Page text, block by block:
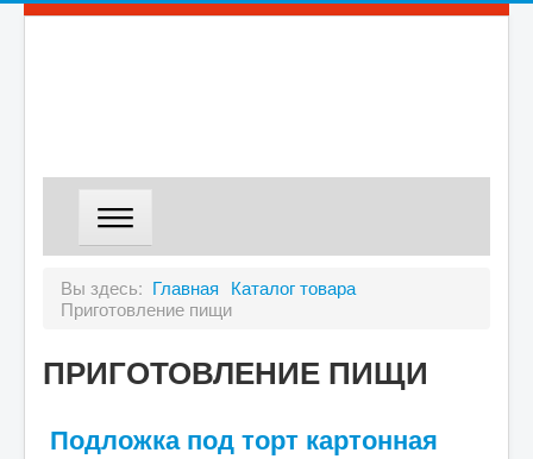
МАГАЗИН
КОНТАКТЫ
Вы здесь: Главная Каталог товара
Приготовление пищи
ПРИГОТОВЛЕНИЕ ПИЩИ
Подложка под торт картонная